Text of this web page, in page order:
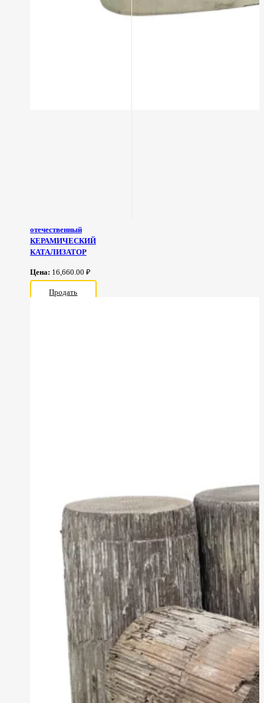
отечественный
КЕРАМИЧЕСКИЙ
КАТАЛИЗАТОР
Цена: 16,660.00 ₽
Продать